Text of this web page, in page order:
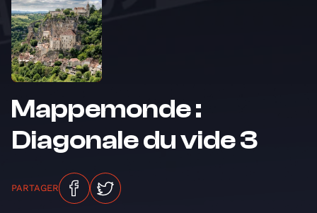
Mappemonde :
Diagonale du vide 3
PARTAGER